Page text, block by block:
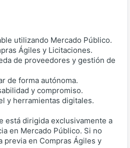
utilizando Mercado Público.
Ágiles y Licitaciones.
de proveedores y gestión de
de forma autónoma.
y compromiso.
y herramientas digitales.
está dirigida exclusivamente a
en Mercado Público. Si no
previa en Compras Ágiles y